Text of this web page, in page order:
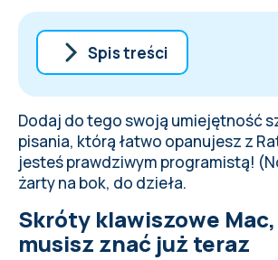
Spis treści
Skróty klawiszowe Mac,
znać już teraz
Skróty do użycia w
Jak robić zrzuty ekranu na
Tajne kombinacje klawiszy
Skróty do działań
Zobacz też
Dodaj do tego swoją umiejętność
pisania, którą łatwo opanujesz z
jesteś prawdziwym programistą!
żarty na bok, do dzieła.
Skróty klawiszowe
musisz znać już teraz